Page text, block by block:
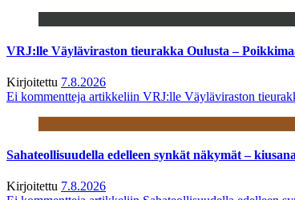
VRJ:lle Väyläviraston tieurakka Oulusta –
Kirjoitettu 7.8.2026
Ei kommentteja artikkeliin VRJ:lle Väyläviraston
Sahateollisuudella edelleen synkät näkymät –
Kirjoitettu 7.8.2026